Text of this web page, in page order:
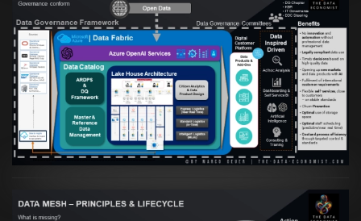
Artikel:Warum eine Data Governance
orientierte Data Fabric essenziell für
skalierbare qualitative Datenprodukte ist
VIEW